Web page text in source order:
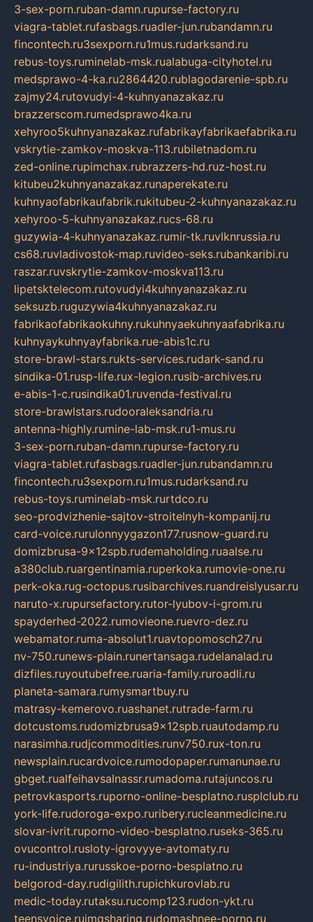
3-sex-porn.ruban-damn.rupurse-factory.ru
viagra-tablet.rufasbags.ruadler-jun.rubandamn.ru
fincontech.ru3sexporn.ru1mus.rudarksand.ru
rebus-toys.ruminelab-msk.rualabuga-cityhotel.ru
medsprawo-4-ka.ru2864420.rublagodarenie-spb.ru
zajmy24.rutovudyi-4-kuhnyanazakaz.ru
brazzerscom.rumedsprawo4ka.ru
xehyroo5kuhnyanazakaz.rufabrikayfabrikaefabrika.ru
vskrytie-zamkov-moskva-113.rubiletnadom.ru
zed-online.rupimchax.rubrazzers-hd.ruz-host.ru
kitubeu2kuhnyanazakaz.runaperekate.ru
kuhnyaofabrikaufabrik.rukitubeu-2-kuhnyanazakaz.ru
xehyroo-5-kuhnyanazakaz.rucs-68.ru
guzywia-4-kuhnyanazakaz.rumir-tk.ruvlknrussia.ru
cs68.ruvladivostok-map.ruvideo-seks.rubankaribi.ru
raszar.ruvskrytie-zamkov-moskva113.ru
lipetsktelecom.rutovudyi4kuhnyanazakaz.ru
seksuzb.ruguzywia4kuhnyanazakaz.ru
fabrikaofabrikaokuhny.rukuhnyaekuhnyaafabrika.ru
kuhnyaykuhnyayfabrika.rue-abis1c.ru
store-brawl-stars.rukts-services.rudark-sand.ru
sindika-01.rusp-life.rux-legion.rusib-archives.ru
e-abis-1-c.rusindika01.ruvenda-festival.ru
store-brawlstars.rudooraleksandria.ru
antenna-highly.rumine-lab-msk.ru1-mus.ru
3-sex-porn.ruban-damn.rupurse-factory.ru
viagra-tablet.rufasbags.ruadler-jun.rubandamn.ru
fincontech.ru3sexporn.ru1mus.rudarksand.ru
rebus-toys.ruminelab-msk.rurtdco.ru
seo-prodvizhenie-sajtov-stroitelnyh-kompanij.ru
card-voice.rurulonnyygazon177.rusnow-guard.ru
domizbrusa-9x12spb.rudemaholding.ruaalse.ru
a380club.ruargentinamia.ruperkoka.rumovie-one.ru
perk-oka.rug-octopus.rusibarchives.ruandreislyusar.ru
naruto-x.rupursefactory.rutor-lyubov-i-grom.ru
spayderhed-2022.rumovieone.ruevro-dez.ru
webamator.ruma-absolut1.ruavtopomosch27.ru
nv-750.runews-plain.runertansaga.rudelanalad.ru
dizfiles.ruyoutubefree.ruaria-family.ruroadli.ru
planeta-samara.rumysmartbuy.ru
matrasy-kemerovo.ruashanet.rutrade-farm.ru
dotcustoms.rudomizbrusa9x12spb.ruautodamp.ru
narasimha.rudjcommodities.runv750.rux-ton.ru
newsplain.rucardvoice.rumodopaper.rumanunae.ru
gbget.rualfeihavsalnassr.rumadoma.rutajuncos.ru
petrovkasports.ruporno-online-besplatno.rusplclub.ru
york-life.rudoroga-expo.ruribery.rucleanmedicine.ru
slovar-ivrit.ruporno-video-besplatno.ruseks-365.ru
ovucontrol.rusloty-igrovyye-avtomaty.ru
ru-industriya.rurusskoe-porno-besplatno.ru
belgorod-day.rudigilith.rupichkurovlab.ru
medic-today.rutaksu.rucomp123.rudon-ykt.ru
teensvoice.ruimgsharing.rudomashnee-porno.ru